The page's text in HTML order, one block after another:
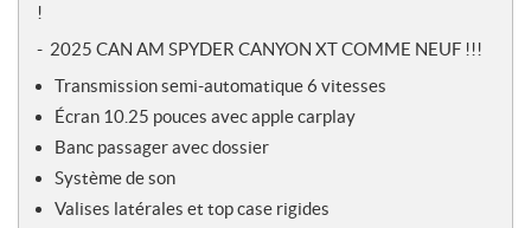
!
- 2025 CAN AM SPYDER CANYON XT COMME NEUF !!!
Transmission semi-automatique 6 vitesses
Écran 10.25 pouces avec apple carplay
Banc passager avec dossier
Système de son
Valises latérales et top case rigides